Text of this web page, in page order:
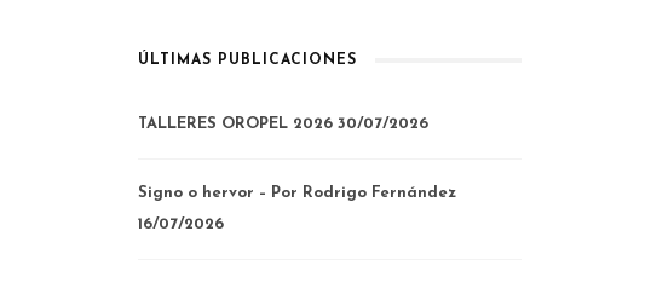
ÚLTIMAS PUBLICACIONES
TALLERES OROPEL 2026 30/07/2026
Signo o hervor – Por Rodrigo Fernández
16/07/2026